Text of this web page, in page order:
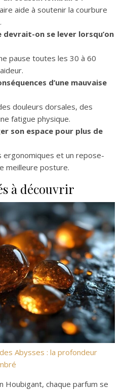
aide à soutenir la courbure
devrait-on se lever lorsqu’on
pause toutes les 30 à 60
d’une mauvaise
douleurs dorsales, des
fatigue physique.
son espace pour plus de
ergonomiques et un repose-
meilleure posture.
à découvrir
Abysses : la profondeur
Houbigant, chaque parfum se